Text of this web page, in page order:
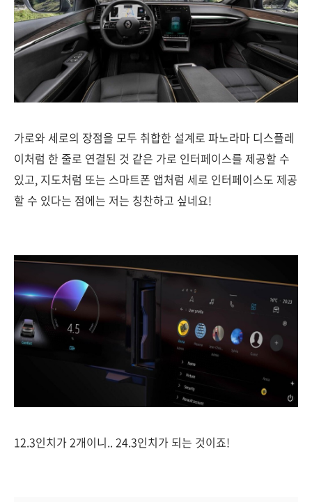
가로와 세로의 장점을 모두 취합한 설계로 파노라마 디스플레
이처럼 한 줄로 연결된 것 같은 가로 인터페이스를 제공할 수
있고, 지도처럼 또는 스마트폰 앱처럼 세로 인터페이스도 제공
할 수 있다는 점에는 저는 칭찬하고 싶네요!
12.3인치가 2개이니.. 24.3인치가 되는 것이죠!